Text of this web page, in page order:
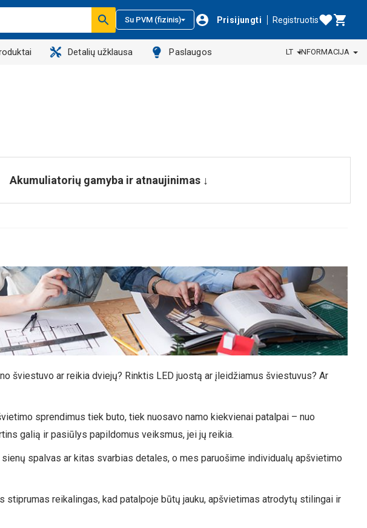
Su PVM (fizinis) Prisijungti Registruotis
Detalių užklausa Paslaugos LT INFORMACIJA
Akumuliatorių gamyba ir atnaujinimas ↓
šviestuvo ar reikia dviejų? Rinktis LED juostą ar įleidžiamus šviestuvus? Ar
sprendimus tiek buto, tiek nuosavo namo kiekvienai patalpai – nuo
galią ir pasiūlys papildomus veiksmus, jei jų reikia.
spalvas ar kitas svarbias detales, o mes paruošime individualų apšvietimo
reikalingas, kad patalpoje būtų jauku, apšvietimas atrodytų stilingai ir